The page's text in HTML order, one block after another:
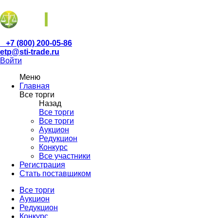
+7 (800) 200-05-86
etp@sti-trade.ru
Войти
Меню
Главная
Все торги
Назад
Все торги
Все торги
Аукцион
Редукцион
Конкурс
Все участники
Регистрация
Стать поставщиком
Все торги
Аукцион
Редукцион
Конкурс